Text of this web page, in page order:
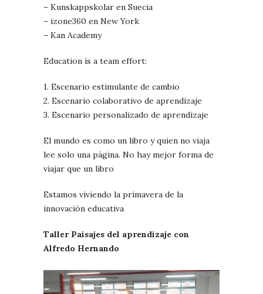
– Kunskappskolar en Suecia
– izone360 en New York
– Kan Academy
Education is a team effort:
1. Escenario estimulante de cambio
2. Escenario colaborativo de aprendizaje
3. Escenario personalizado de aprendizaje
El mundo es como un libro y quien no viaja
lee solo una página. No hay mejor forma de
viajar que un libro
Estamos viviendo la primavera de la
innovación educativa
Taller Paisajes del aprendizaje con
Alfredo Hernando